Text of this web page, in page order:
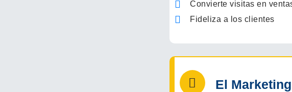
Convierte visitas en
Fideliza a los clientes
El